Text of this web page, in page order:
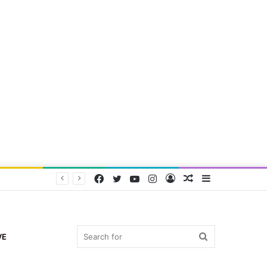
Random
Log
Instagram
YouTube
Twitter
Facebook